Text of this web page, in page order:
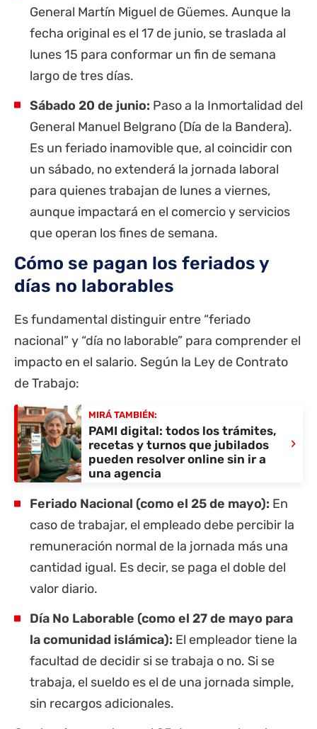
General Martín Miguel de Güemes. Aunque la
fecha original es el 17 de junio, se traslada al
lunes 15 para conformar un fin de semana
largo de tres días.
Sábado 20 de junio: Paso a la Inmortalidad del
General Manuel Belgrano (Día de la Bandera).
Es un feriado inamovible que, al coincidir con
un sábado, no extenderá la jornada laboral
para quienes trabajan de lunes a viernes,
aunque impactará en el comercio y servicios
que operan los fines de semana.
Cómo se pagan los feriados y
días no laborables
Es fundamental distinguir entre “feriado
nacional” y “día no laborable” para comprender el
impacto en el salario. Según la Ley de Contrato
de Trabajo:
MIRÁ TAMBIÉN:
PAMI digital: todos los trámites,
recetas y turnos que jubilados
pueden resolver online sin ir a
una agencia
›
Feriado Nacional (como el 25 de mayo): En
caso de trabajar, el empleado debe percibir la
remuneración normal de la jornada más una
cantidad igual. Es decir, se paga el doble del
valor diario.
Día No Laborable (como el 27 de mayo para
la comunidad islámica): El empleador tiene la
facultad de decidir si se trabaja o no. Si se
trabaja, el sueldo es el de una jornada simple,
sin recargos adicionales.